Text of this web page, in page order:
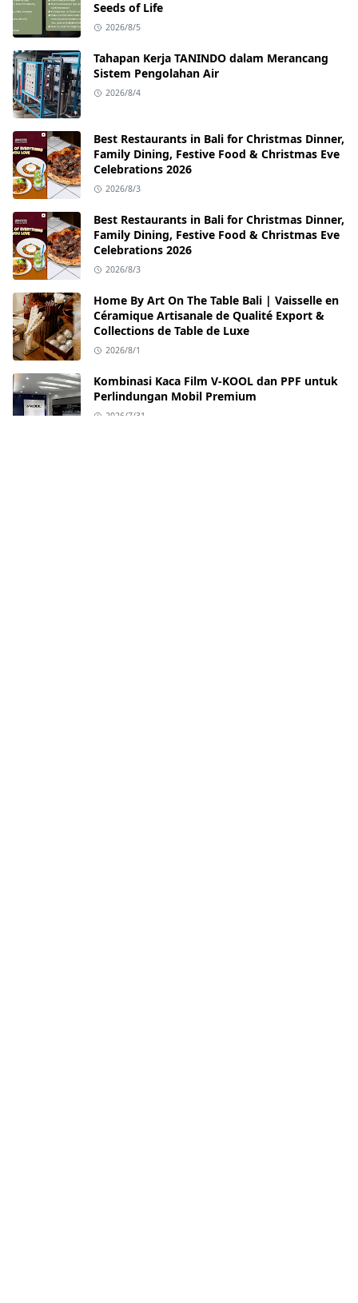
Seeds of Life
2026/8/5
Tahapan Kerja TANINDO dalam Merancang
Sistem Pengolahan Air
2026/8/4
Best Restaurants in Bali for Christmas Dinner,
Family Dining, Festive Food & Christmas Eve
Celebrations 2026
2026/8/3
Best Restaurants in Bali for Christmas Dinner,
Family Dining, Festive Food & Christmas Eve
Celebrations 2026
2026/8/3
Home By Art On The Table Bali | Vaisselle en
Céramique Artisanale de Qualité Export &
Collections de Table de Luxe
2026/8/1
Kombinasi Kaca Film V-KOOL dan PPF untuk
Perlindungan Mobil Premium
2026/7/31